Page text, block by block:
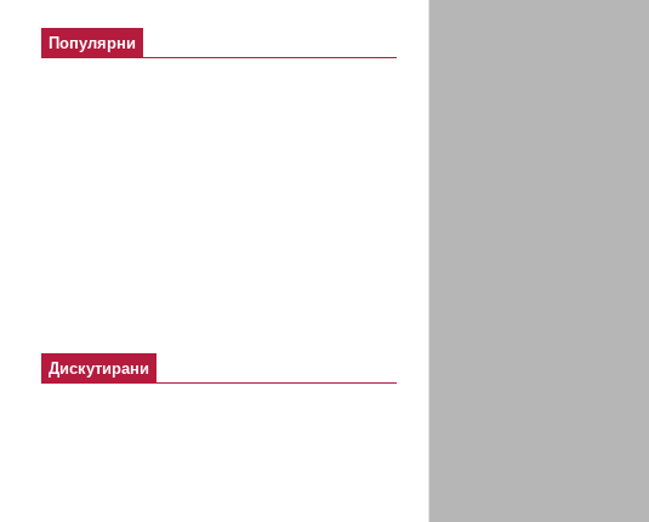
Популярни
Дискутирани